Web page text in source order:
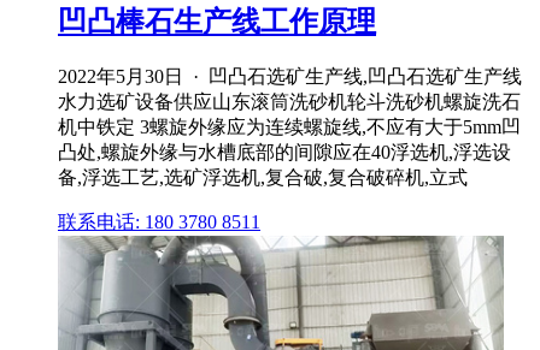
凹凸棒石生产线工作原理
2022年5月30日 · 凹凸石选矿生产线,凹凸石选矿生产线
水力选矿设备供应山东滚筒洗砂机轮斗洗砂机螺旋洗石
机中铁定 3螺旋外缘应为连续螺旋线,不应有大于5mm凹
凸处,螺旋外缘与水槽底部的间隙应在40浮选机,浮选设
备,浮选工艺,选矿浮选机,复合破,复合破碎机,立式
联系电话: 180 3780 8511